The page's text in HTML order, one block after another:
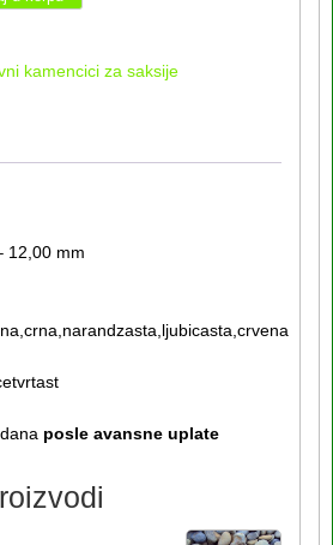
kamencici za saksije
12,00 mm
posle avansne uplate